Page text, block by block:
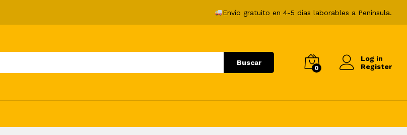
Envío gratuito en 4-5 días laborables a Península.
Buscar
0
Log in
Register
207,99€ Añadir al carrito